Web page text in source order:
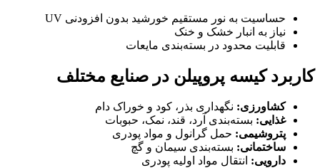
حساسیت به نور مستقیم خورشید بدون افزودنی UV
نیاز به انبار خشک و خنک
قابلیت محدود در بسته‌بندی مایعات
کاربرد کیسه پروپیلن در صنایع مختلف
کشاورزی: نگهداری بذر، کود و خوراک دام
غذایی: بسته‌بندی آرد، قند، نمک، حبوبات
پتروشیمی: حمل گرانول و مواد پودری
ساختمانی: بسته‌بندی سیمان و گچ
دارویی: انتقال مواد اولیه پودری